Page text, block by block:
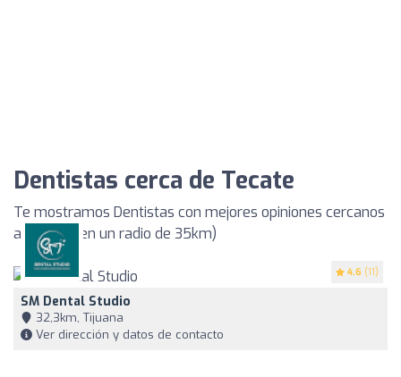
Dentistas cerca de Tecate
Te mostramos Dentistas con mejores opiniones cercanos
a Tecate (en un radio de 35km)
4.6 (11)
SM Dental Studio
32,3km, Tijuana
Ver dirección y datos de contacto